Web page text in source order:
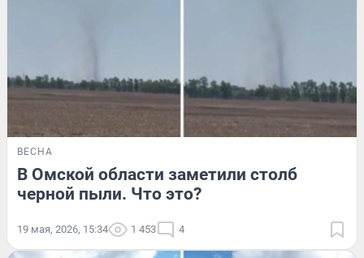
ВЕСНА
В Омской области заметили столб
черной пыли. Что это?
19 мая, 2026, 15:34 1 453 4